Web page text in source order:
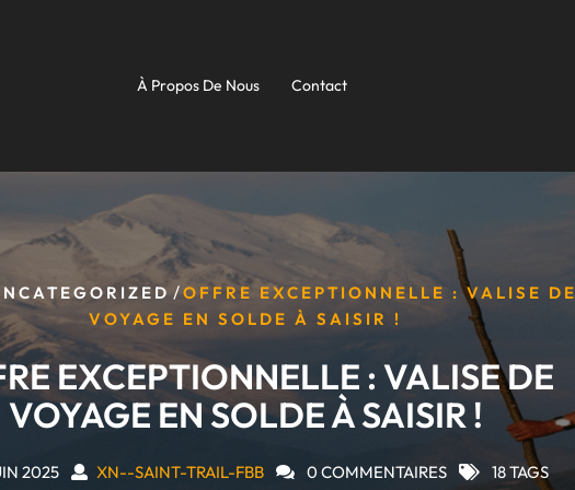
À Propos De Nous Contact
/OFFRE EXCEPTIONNELLE : VALISE DE
VOYAGE EN SOLDE À SAISIR !
EXCEPTIONNELLE : VALISE DE
VOYAGE EN SOLDE À SAISIR !
2025 XN--SAINT-TRAIL-FBB 0 COMMENTAIRES 18 TAGS